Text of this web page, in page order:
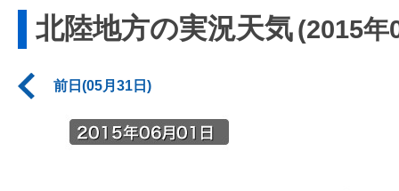
北陸地方の実況天気(2015年
前日(05月31日)